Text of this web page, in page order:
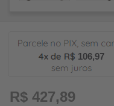
106,97
R$ 427,89